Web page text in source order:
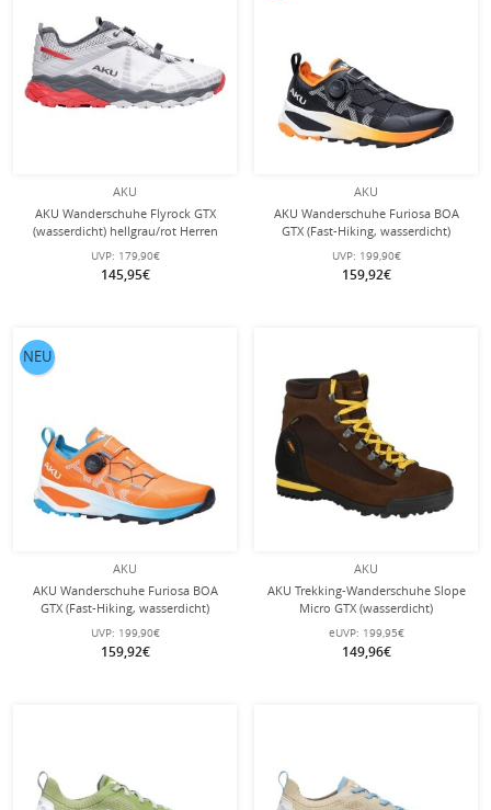
AKU
AKU Wanderschuhe Flyrock GTX
(wasserdicht) hellgrau/rot Herren
UVP: 179,90€
145,95€
AKU
AKU Wanderschuhe Furiosa BOA
GTX (Fast-Hiking, wasserdicht)
schwarz/orange Herren
UVP: 199,90€
159,92€
AKU
AKU Wanderschuhe Furiosa BOA
GTX (Fast-Hiking, wasserdicht)
orange/blau Herren
UVP: 199,90€
159,92€
NEU
AKU
AKU Trekking-Wanderschuhe Slope
Micro GTX (wasserdicht)
dunkelbraun/gelb Herren
eUVP: 199,95€
149,96€